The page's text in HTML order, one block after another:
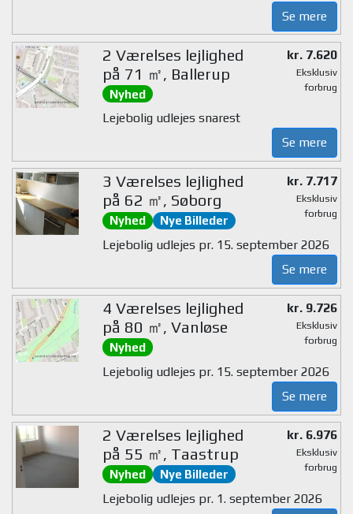
Se mere
2 Værelses lejlighed
på 71 ㎡, Ballerup
Nyhed
kr. 7.620
Eksklusiv
forbrug
Lejebolig udlejes snarest
Se mere
3 Værelses lejlighed
på 62 ㎡, Søborg
Nyhed Nye Billeder
kr. 7.717
Eksklusiv
forbrug
Lejebolig udlejes pr. 15. september 2026
Se mere
4 Værelses lejlighed
på 80 ㎡, Vanløse
Nyhed
kr. 9.726
Eksklusiv
forbrug
Lejebolig udlejes pr. 15. september 2026
Se mere
2 Værelses lejlighed
på 55 ㎡, Taastrup
Nyhed Nye Billeder
kr. 6.976
Eksklusiv
forbrug
Lejebolig udlejes pr. 1. september 2026